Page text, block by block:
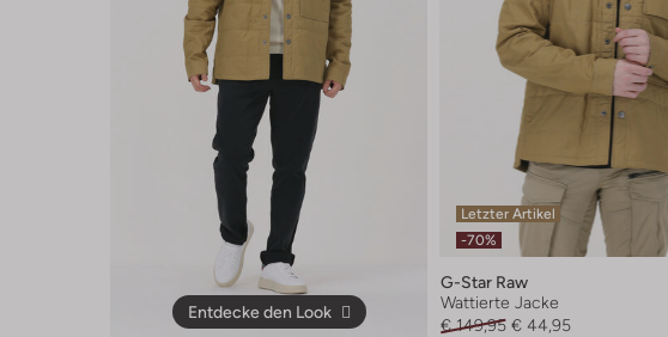
Entdecke den Look
Letzter Artikel
-70%
G-Star Raw
Wattierte Jacke
€ 149,95 € 44,95